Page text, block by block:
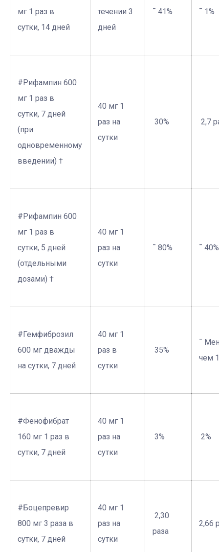
мг 1 раз в
сутки, 14 дней
течении 3
дней
¯ 41% ¯ 1%
#Рифампин 600
мг 1 раз в
сутки, 7 дней
(при
одновременному
введении) †
40 мг 1
раз на
сутки
­ 30% 2,7
#Рифампин 600
мг 1 раз в
сутки, 5 дней
(отдельными
дозами) †
40 мг 1
раз на
сутки
¯ 80% ¯ 40%
#Гемфиброзил
600 мг дважды
на сутки, 7 дней
40 мг 1
раз в
сутки
­ 35%
¯
чем
#Фенофибрат
160 мг 1 раз в
сутки, 7 дней
40 мг 1
раз на
сутки
­ 3% ­ 2%
#Боцепревир
800 мг 3 раза в
сутки, 7 дней
40 мг 1
раз на
сутки
­ 2,30
раза
­2,66